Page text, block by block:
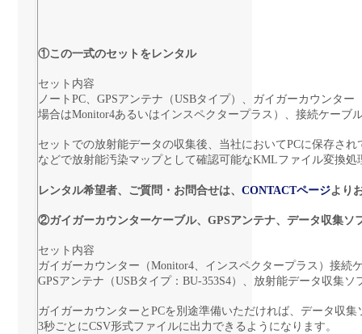
①この一式のセットをレンタル
セット内容
ノートPC、GPSアンテナ（USBタイプ）、ガイガーカウンタ
場合はMonitor4あるいはインスペクタープラス）、接続ケーブ
セットでの放射能データの収集後、当社においてPCに保存され
などで放射能汚染マップとして確認可能なKMLファイル変換
レンタル希望者、ご質問・お問合せは、CONTACTページより
②ガイガーカウンターケーブル、GPSアンテナ、データ収集ソ
セット内容
ガイガーカウンター（Monitor4、インスペクタープラス）接続
GPSアンテナ（USBタイプ：BU-353S4）、放射能データ収集ソ
ガイガーカウンターとPCを別途準備いただければ、データ収
3秒ごとにCSV形式ファイルに出力できるようになります。